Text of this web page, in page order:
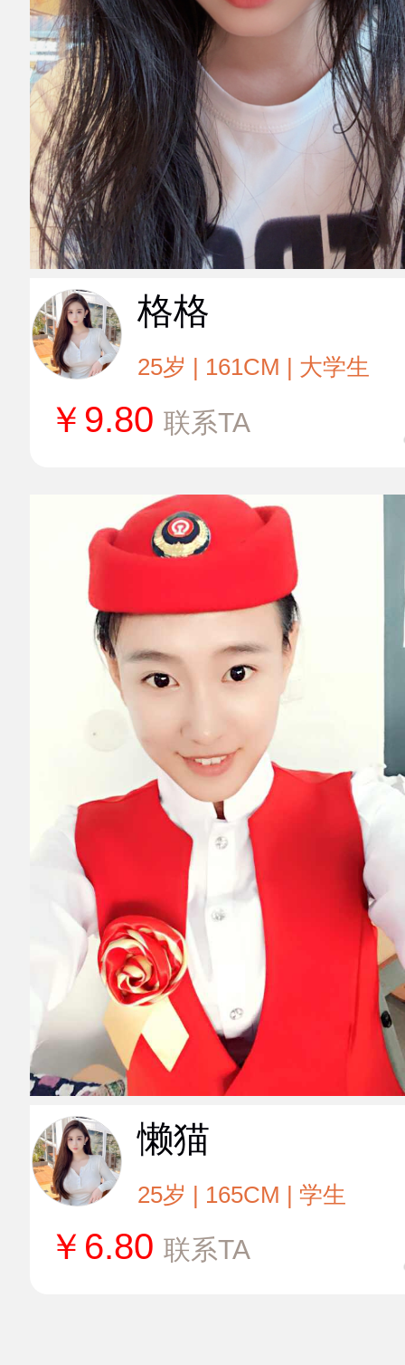
格格
25岁 | 161CM | 大学生
￥ 9.80 联系TA
懒猫
25岁 | 165CM | 学生
￥ 6.80 联系TA